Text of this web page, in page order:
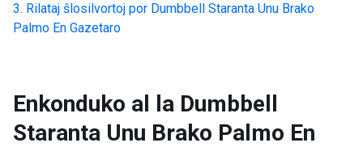
Rilataj ŝlosilvortoj por Dumbbell Staranta Unu Brako
Palmo En Gazetaro
Enkonduko al la Dumbbell
Staranta Unu Brako Palmo En